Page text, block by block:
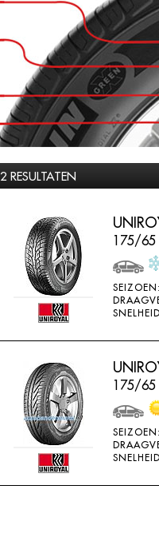
2 RESULTATEN
175/65
175/65